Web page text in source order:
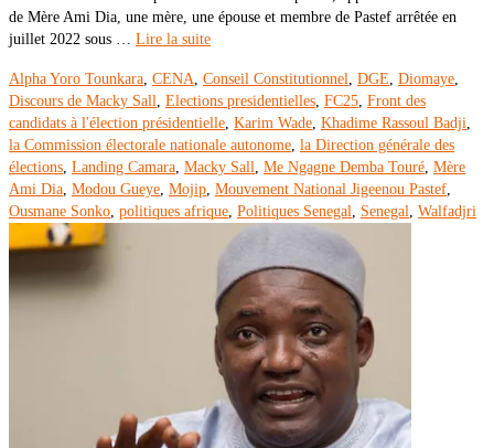
de Mère Ami Dia, une mère, une épouse et membre de Pastef arrêtée en
juillet 2022 sous … Lire la suite
Alpha Yoro Tounkara, CENA, Conseil Constitutionnel, DGE, Diomaye,
Discours de Macky Sall, Elections presidentielles, FC25, Front des
candidats à l'élection présidentielle, Karim Wade, Khadime Rassoul Badji,
la Commission électorale nationale autonome, la Direction générale des
élections, Landing Camara, Macky Sall, Me Ngagne Demba Touré, Mère
Ami Dia, Modou Gueye, Mojip, Mouvement National Jigeenou Pastef,
Ousmane Sonko, politiques afrique, Politiques Senegal, Senegal, Walfadjri